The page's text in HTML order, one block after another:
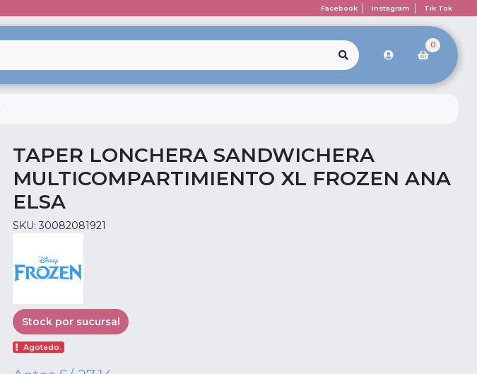
Facebook Instagram Tik Tok
0
TAPER LONCHERA SANDWICHERA
MULTICOMPARTIMIENTO XL FROZEN ANA
ELSA
SKU: 30082081921
Stock por sucursal
Agotado.